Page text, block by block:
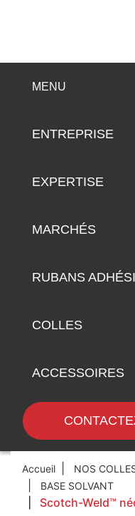
MENU
ENTREPRISE
EXPERTISE
MARCHÉS
RUBANS
COLLES
ACCESSOIRES
Accueil NOS
BASE SOLVANT
Scotch-Weld™